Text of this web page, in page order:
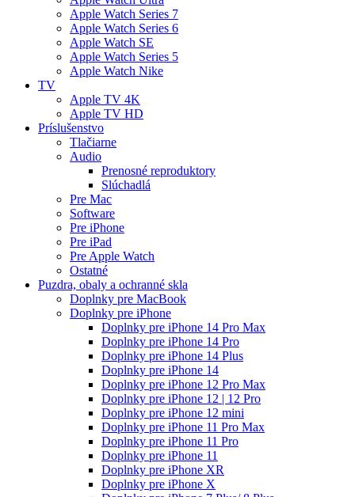
Apple Watch Series 7
Apple Watch Series 6
Apple Watch SE
Apple Watch Series 5
Apple Watch Nike
TV
Apple TV 4K
Apple TV HD
Príslušenstvo
Tlačiarne
Audio
Prenosné reproduktory
Slúchadlá
Pre Mac
Software
Pre iPhone
Pre iPad
Pre Apple Watch
Ostatné
Puzdra, obaly a ochranné skla
Doplnky pre MacBook
Doplnky pre iPhone
Doplnky pre iPhone 14 Pro Max
Doplnky pre iPhone 14 Pro
Doplnky pre iPhone 14 Plus
Doplnky pre iPhone 14
Doplnky pre iPhone 12 Pro Max
Doplnky pre iPhone 12 | 12 Pro
Doplnky pre iPhone 12 mini
Doplnky pre iPhone 11 Pro Max
Doplnky pre iPhone 11 Pro
Doplnky pre iPhone 11
Doplnky pre iPhone XR
Doplnky pre iPhone X